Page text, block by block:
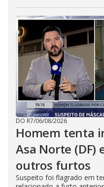
DO R7/06/08/2026
Homem tenta
Asa Norte (DF)
outros furtos
Suspeito foi flagrado em